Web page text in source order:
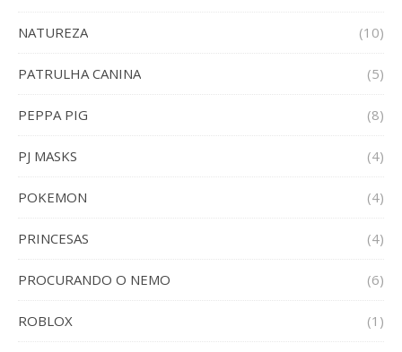
NATUREZA (10)
PATRULHA CANINA (5)
PEPPA PIG (8)
PJ MASKS (4)
POKEMON (4)
PRINCESAS (4)
PROCURANDO O NEMO (6)
ROBLOX (1)